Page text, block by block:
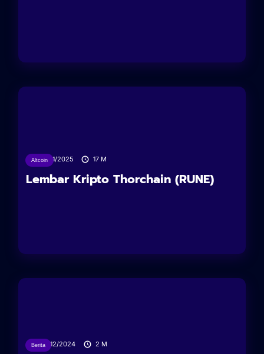
Altcoin19/01/2025 17 M
Lembar Kripto Thorchain (RUNE)
Berita23/12/2024 2 M